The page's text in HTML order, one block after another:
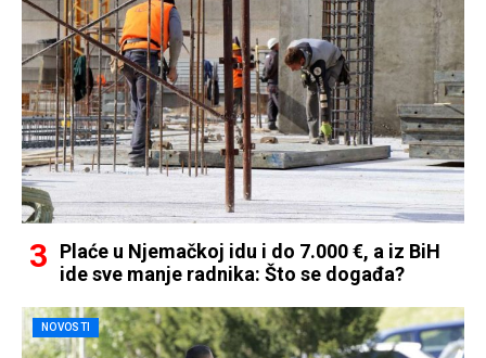
Plaće u Njemačkoj idu i do 7.000 €, a iz BiH
ide sve manje radnika: Što se događa?
NOVOSTI